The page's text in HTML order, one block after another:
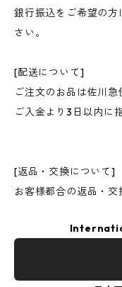
銀行振込をご希望の
さい。
[配送について]
ご注文のお品は佐川急
ご入金より3日以内に
[返品・交換について]
お客様都合の返品・交